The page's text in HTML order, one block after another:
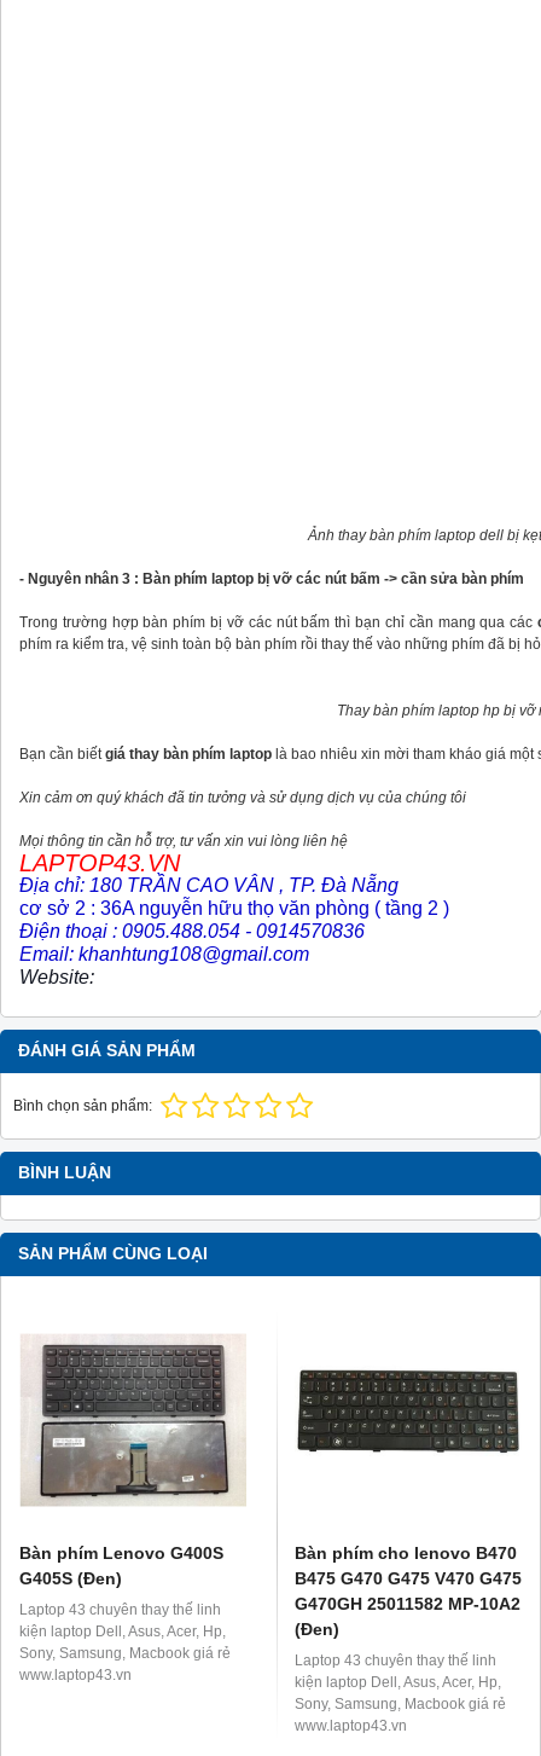
Ảnh thay bàn phím laptop dell bị
- Nguyên nhân 3 : Bàn phím laptop bị vỡ các nút bấm -> cần sửa bàn phím
Trong trường hợp bàn phím bị vỡ các nút bấm thì bạn chỉ cần mang qua các
phím ra kiểm tra, vệ sinh toàn bộ bàn phím rồi thay thế vào những phím đã bị
Thay bàn phím laptop hp bị vỡ
Bạn cần biếtgiá thay bàn phím laptop là bao nhiêu xin mời tham kháo giá
Xin cảm ơn quý khách đã tin tưởng và sử dụng dịch vụ của chúng tôi
Mọi thông tin cần hỗ trợ, tư vấn xin vui lòng liên hệ
LAPTOP43.VN
Địa chỉ: 180 TRẦN CAO VÂN , TP. Đà Nẵng
cơ sở 2 : 36A nguyễn hữu thọ văn phòng ( tầng 2 )
Điện thoại : 0905.488.054 - 0914570836
Email: khanhtung108@gmail.com
Website:
ĐÁNH GIÁ SẢN PHẨM
Bình chọn sản phẩm:
BÌNH LUẬN
SẢN PHẨM CÙNG LOẠI
Bàn phím Lenovo G400S
G405S (Đen)
Laptop 43 chuyên thay thế linh
kiện laptop Dell, Asus, Acer, Hp,
Sony, Samsung, Macbook giá rẻ
www.laptop43.vn
Bàn phím cho lenovo B470
B475 G470 G475 V470 G475
G470GH 25011582 MP-10A2
(Đen)
Laptop 43 chuyên thay thế linh
kiện laptop Dell, Asus, Acer, Hp,
Sony, Samsung, Macbook giá rẻ
www.laptop43.vn